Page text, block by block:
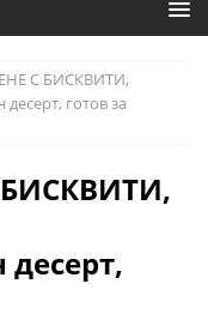
С БИСКВИТИ,
готов за
БИСКВИТИ,